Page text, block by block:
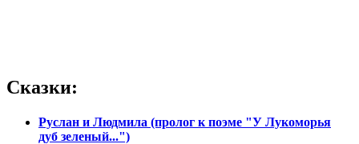
Сказки:
Руслан и Людмила (пролог к поэме "У Лукоморья
дуб зеленый...")